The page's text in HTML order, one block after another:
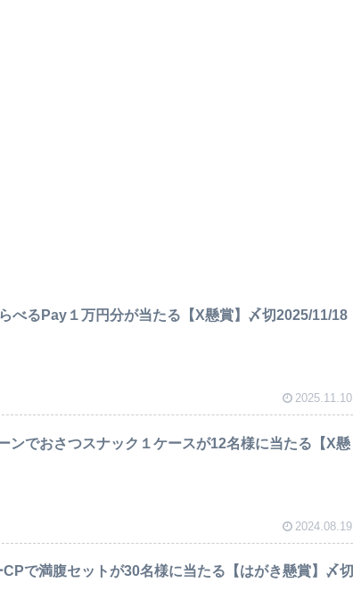
べるPay１万円分が当たる【X懸賞】〆切2025/11/18
2025.11.10
ンでおさつスナック１ケースが12名様に当たる【X懸
2024.08.19
で満腹セットが30名様に当たる【はがき懸賞】〆切